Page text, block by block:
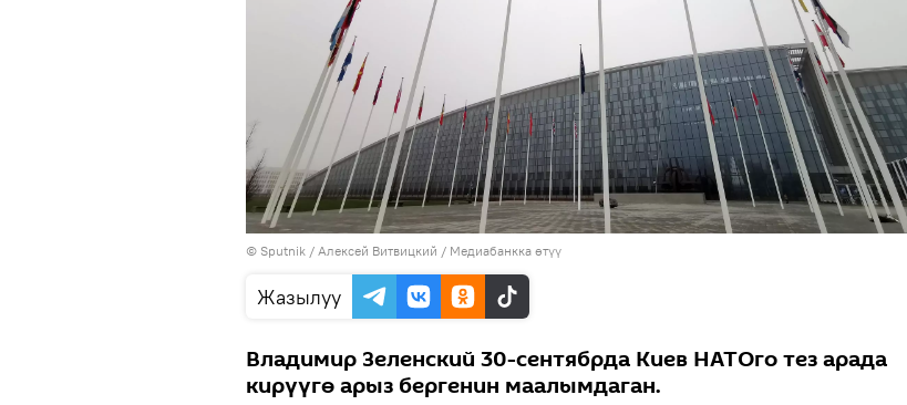
© Sputnik / Алексей Витвицкий / Медиабанкка өтүү
Жазылуу
Владимир Зеленский 30-сентябрда Киев НАТОго тез арада
кирүүгө арыз бергенин маалымдаган.